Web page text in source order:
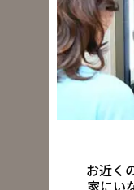
お近く